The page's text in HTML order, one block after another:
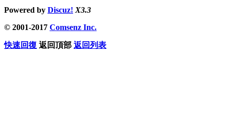
Powered by Discuz! X3.3
© 2001-2017 Comsenz Inc.
快速回復 返回頂部 返回列表